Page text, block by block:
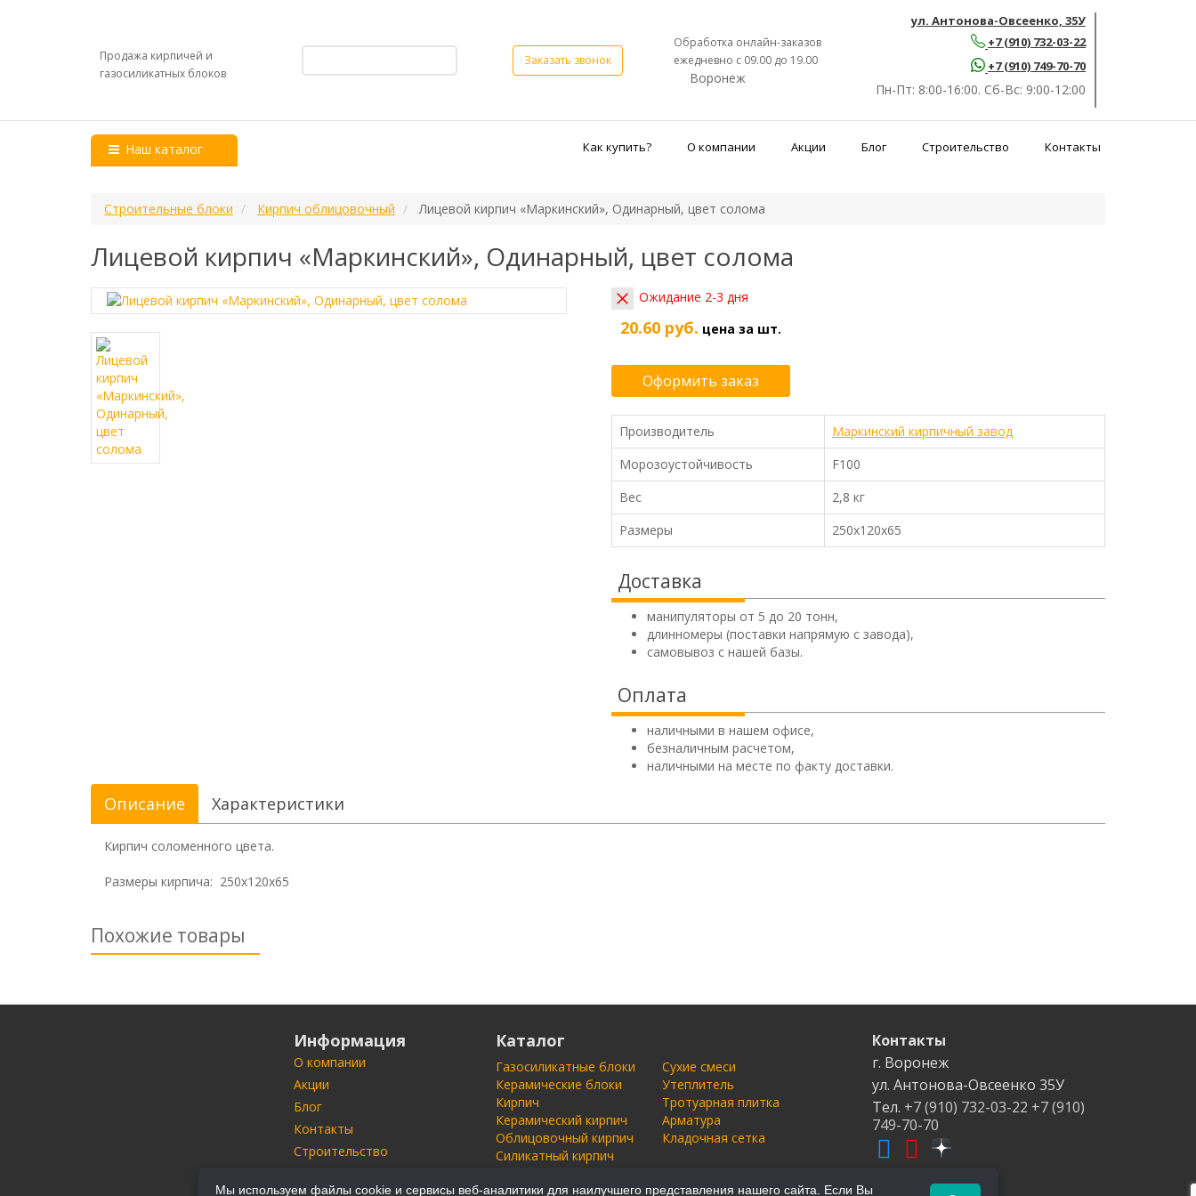
Продажа кирпичей и
газосиликатных блоков
Заказать звонок
Обработка онлайн-заказов
ежедневно с 09.00 до 19.00
Воронеж
ул. Антонова-Овсеенко, 35У
+7 (910) 732-03-22
+7 (910) 749-70-70
Пн-Пт: 8:00-16:00. Сб-Вс: 9:00-12:00
Наш каталог Как купить? О компании Акции Блог Строительство Контакты
Строительные блоки Кирпич облицовочный Лицевой кирпич «Маркинский», Одинарный, цвет солома
Лицевой кирпич «Маркинский», Одинарный, цвет солома
Ожидание 2-3 дня
20.60 руб. цена за шт.
Оформить заказ
Производитель
Маркинский кирпичный завод
Морозоустойчивость
F100
Вес
2,8 кг
Размеры
250х120х65
Доставка
манипуляторы от 5 до 20 тонн,
длинномеры (поставки напрямую с завода),
самовывоз с нашей базы.
Оплата
наличными в нашем офисе,
безналичным расчетом,
наличными на месте по факту доставки.
Описание Характеристики
Кирпич соломенного цвета.
Размеры кирпича: 250х120х65
Похожие товары
Информация
О компании
Акции
Блог
Контакты
Строительство
Каталог
Газосиликатные блоки
Керамические блоки
Кирпич
Керамический кирпич
Облицовочный кирпич
Силикатный кирпич
Сухие смеси
Утеплитель
Тротуарная плитка
Арматура
Кладочная сетка
Контакты
г. Воронеж
ул. Антонова-Овсеенко 35У
Тел. +7 (910) 732-03-22 +7 (910)
749-70-70
Мы используем файлы cookie и сервисы веб-аналитики для наилучшего представления нашего сайта. Если Вы